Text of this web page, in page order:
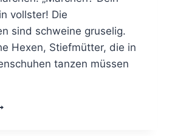
vollster! Die
sind schweine gruselig.
Hexen, Stiefmütter, die in
tanzen müssen